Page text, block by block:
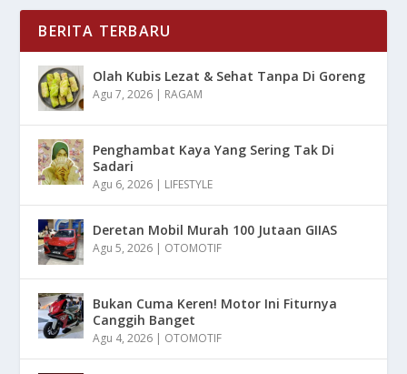
BERITA TERBARU
Olah Kubis Lezat & Sehat Tanpa Di Goreng
Agu 7, 2026 | RAGAM
Penghambat Kaya Yang Sering Tak Di
Sadari
Agu 6, 2026 | LIFESTYLE
Deretan Mobil Murah 100 Jutaan GIIAS
Agu 5, 2026 | OTOMOTIF
Bukan Cuma Keren! Motor Ini Fiturnya
Canggih Banget
Agu 4, 2026 | OTOMOTIF